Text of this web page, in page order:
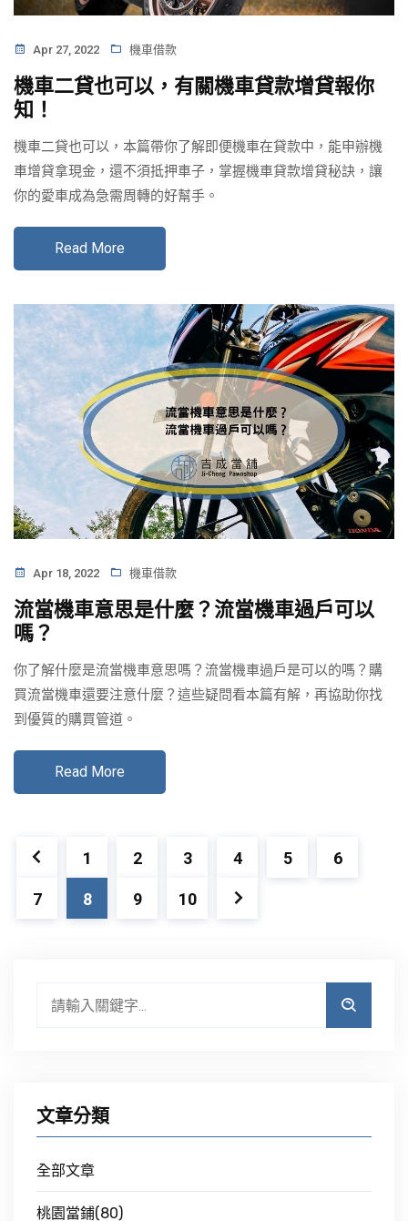
Apr 27, 2022 機車借款
機車二貸也可以，有關機車貸款增貸報你
知！
機車二貸也可以，本篇帶你了解即便機車在貸款中，能申辦機
車增貸拿現金，還不須抵押車子，掌握機車貸款增貸秘訣，讓
你的愛車成為急需周轉的好幫手。
Read More
Apr 18, 2022 機車借款
流當機車意思是什麼？流當機車過戶可以
嗎？
你了解什麼是流當機車意思嗎？流當機車過戶是可以的嗎？購
買流當機車還要注意什麼？這些疑問看本篇有解，再協助你找
到優質的購買管道。
Read More
1 2 3 4 5 6
7 8 9 10
文章分類
全部文章
桃園當鋪(80)